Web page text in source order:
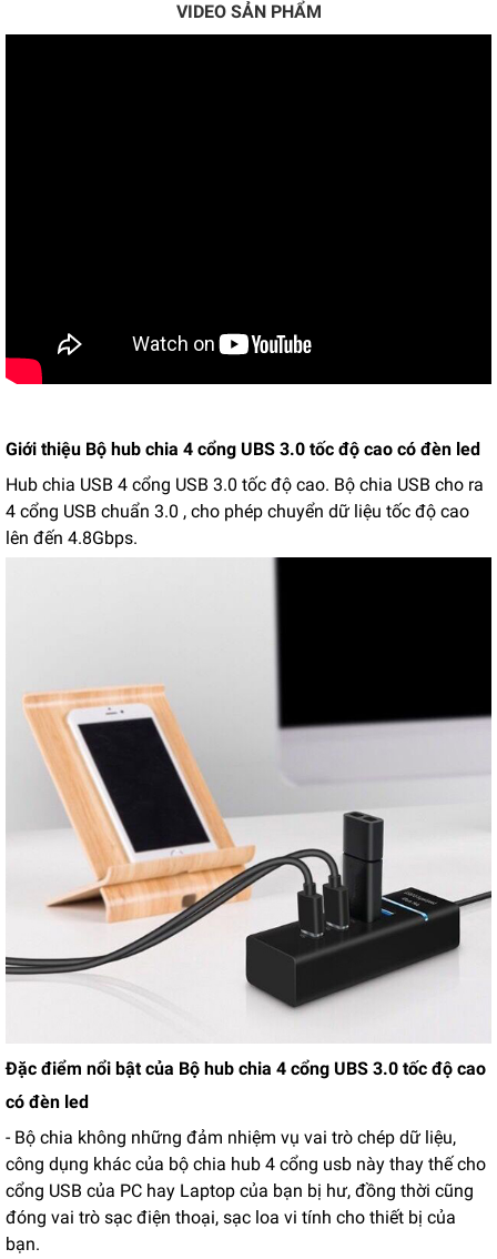
VIDEO SẢN PHẨM
Giới thiệu Bộ hub chia 4 cổng UBS 3.0 tốc độ cao có đèn led
Hub chia USB 4 cổng USB 3.0 tốc độ cao. Bộ chia USB cho ra
4 cổng USB chuẩn 3.0 , cho phép chuyển dữ liệu tốc độ cao
lên đến 4.8Gbps.
Đặc điểm nổi bật của Bộ hub chia 4 cổng UBS 3.0 tốc độ cao
có đèn led
- Bộ chia không những đảm nhiệm vụ vai trò chép dữ liệu,
công dụng khác của bộ chia hub 4 cổng usb này thay thế cho
cổng USB của PC hay Laptop của bạn bị hư, đồng thời cũng
đóng vai trò sạc điện thoại, sạc loa vi tính cho thiết bị của
bạn.